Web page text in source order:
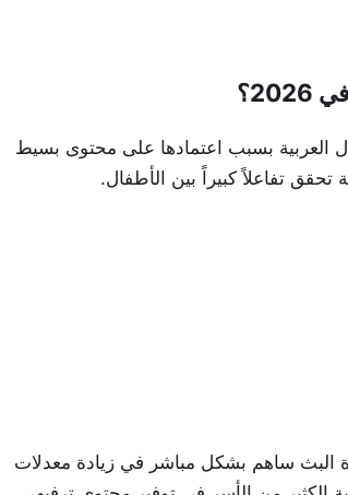
العربية بسبب اعتمادها على محتوى بسيط
تفاعلاً كبيراً بين الأطفال.
البث ساهم بشكل مباشر في زيادة معدلات